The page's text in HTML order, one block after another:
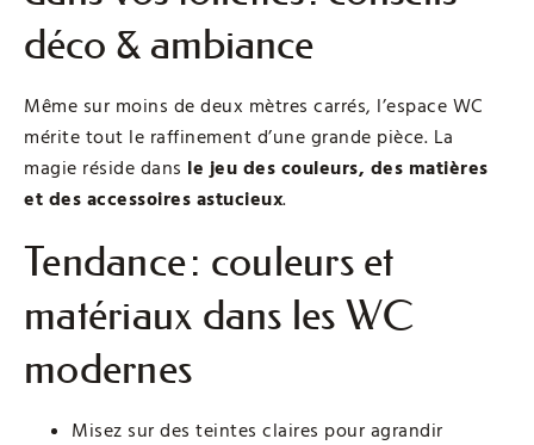
déco & ambiance
Même sur moins de deux mètres carrés, l’espace WC
mérite tout le raffinement d’une grande pièce. La
magie réside dans le jeu des couleurs, des matières
et des accessoires astucieux.
Tendance : couleurs et
matériaux dans les WC
modernes
Misez sur des teintes claires pour agrandir